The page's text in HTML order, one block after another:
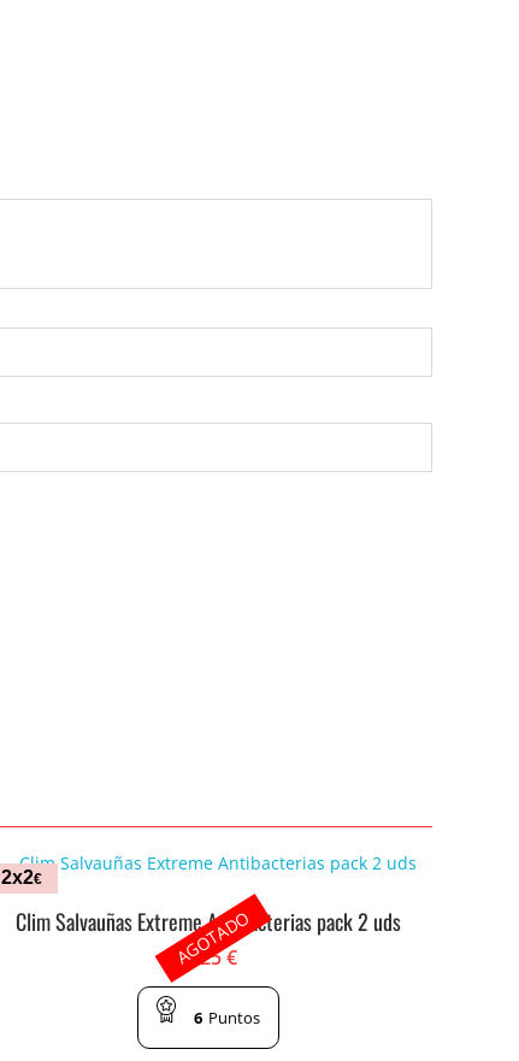
2x2€
Clim Salvauñas Extreme Antibacterias pack 2 uds
1.25€
6 Puntos
AGOTADO